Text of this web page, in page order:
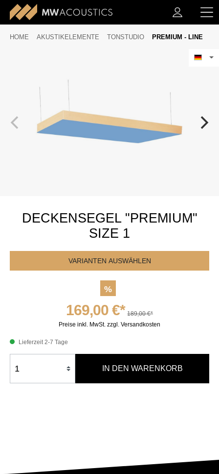
HOME AKUSTIKELEMENTE TONSTUDIO PREMIUM - LINE
DECKENSEGEL "PREMIUM"
SIZE 1
VARIANTEN AUSWÄHLEN
%
169,00 €* 189,00 €*
Preise inkl. MwSt. zzgl. Versandkosten
Lieferzeit 2-7 Tage
IN DEN WARENKORB